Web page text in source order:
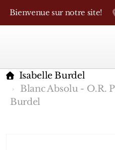
Bienvenue sur notre site!
Isabelle Burdel
Blanc Absolu - O.R.
Burdel